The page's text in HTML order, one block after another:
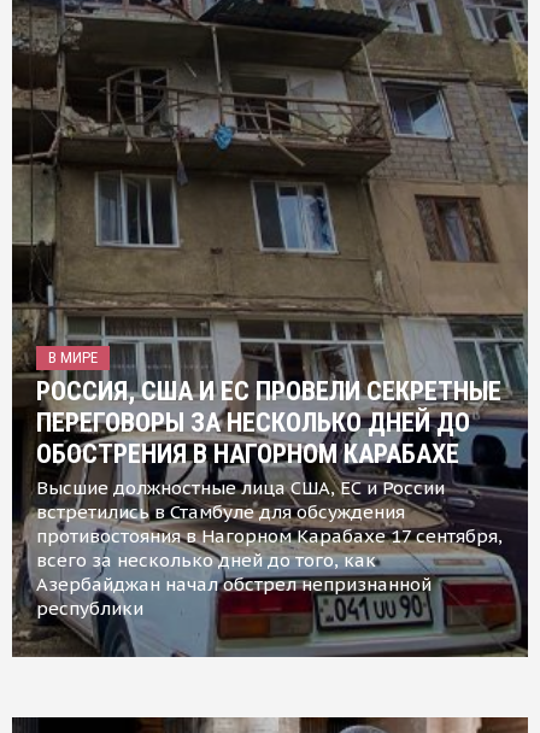
В МИРЕ
РОССИЯ, США И ЕС ПРОВЕЛИ СЕКРЕТНЫЕ
ПЕРЕГОВОРЫ ЗА НЕСКОЛЬКО ДНЕЙ ДО
ОБОСТРЕНИЯ В НАГОРНОМ КАРАБАХЕ
Высшие должностные лица США, ЕС и России
встретились в Стамбуле для обсуждения
противостояния в Нагорном Карабахе 17 сентября,
всего за несколько дней до того, как
Азербайджан начал обстрел непризнанной
республики